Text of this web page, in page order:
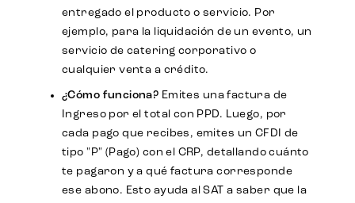
entregado el producto o servicio. Por
ejemplo, para la liquidación de un evento, un
servicio de catering corporativo o
cualquier venta a crédito.
¿Cómo funciona? Emites una factura de
Ingreso por el total con PPD. Luego, por
cada pago que recibes, emites un CFDI de
tipo "P" (Pago) con el CRP, detallando cuánto
te pagaron y a qué factura corresponde
ese abono. Esto ayuda al SAT a saber que la